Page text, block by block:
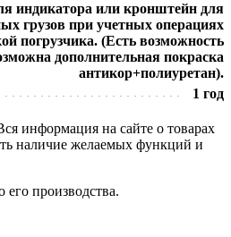
индикатора или кронштейн для
грузов при учетных операциях
погрузчика. (Есть возможность
дополнительная покраска
антикор+полиуретан).
1 год
информация на сайте о товарах
наличие желаемых функций и
производства.